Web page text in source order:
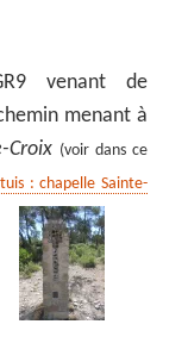
venant de
menant à
Croix (voir dans ce
: chapelle Sainte-